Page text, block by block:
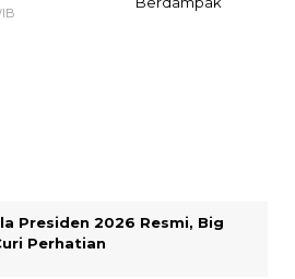
Presiden 2026 Resmi, Big
Perhatian